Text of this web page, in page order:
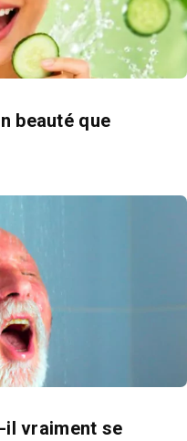
beauté que
vraiment se